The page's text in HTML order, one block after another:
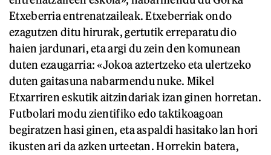
Etxeberria entrenatzaileak. Etxeberriak ondo
ezagutzen ditu hirurak, gertutik erreparatu dio
haien jardunari, eta argi du zein den komunean
duten ezaugarria: «Jokoa aztertzeko eta ulertzeko
duten gaitasuna nabarmendu nuke. Mikel
Etxarriren eskutik aitzindariak izan ginen horretan.
Futbolari modu zientifiko edo taktikoagoan
begiratzen hasi ginen, eta aspaldi hasitako lan hori
ikusten ari da azken urteetan. Horrekin batera,